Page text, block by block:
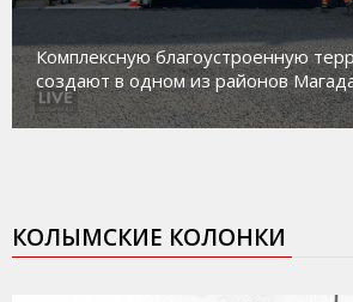
Магадан присоединился к
работе с несовершеннолетними
социального риска «Переправа»
КОЛЫМСКИЕ КОЛОНКИ